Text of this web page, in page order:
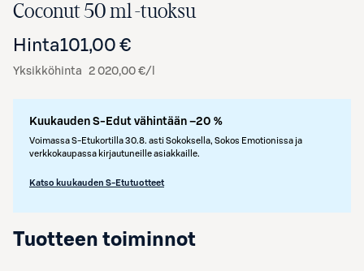
Coconut 50 ml -tuoksu
Hinta101,00 €
Yksikköhinta 2 020,00 €/l
Kuukauden S-Edut vähintään –20 %
Voimassa S-Etukortilla 30.8. asti Sokoksella, Sokos Emotionissa ja
verkkokaupassa kirjautuneille asiakkaille.
Katso kuukauden S-Etutuotteet
Tuotteen toiminnot